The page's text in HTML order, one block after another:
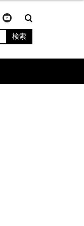
検索